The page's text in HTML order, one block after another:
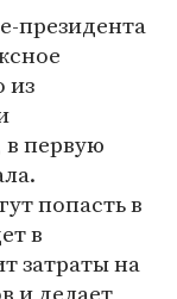
президента
из
в первую
попасть в
в
затраты на